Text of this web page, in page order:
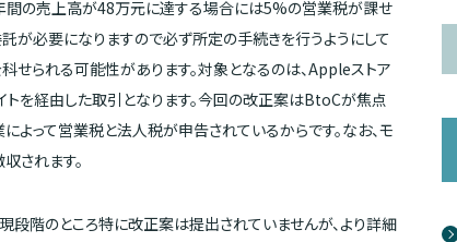
間の売上高が48万元に達する場合には5%の営業税が課せ
が必要になりますので必ず所定の手続きを行うようにして
せられる可能性があります。対象となるのは、Appleストア
を経由した取引となります。今回の改正案はBtoCが焦点
よって営業税と法人税が申告されているからです。なお、モ
されます。
段階のところ特に改正案は提出されていませんが、より詳細